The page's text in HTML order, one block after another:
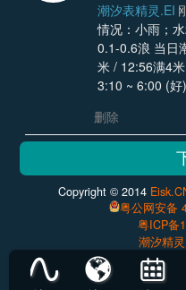
潮汐表精灵.EI
情况：小雨；
0.1-0.6浪 当日
米 / 12:56满4
3:10 ~ 6:00 (好
删除
Copyright © 2014
粤公网安备
粤ICP备
潮汐精灵